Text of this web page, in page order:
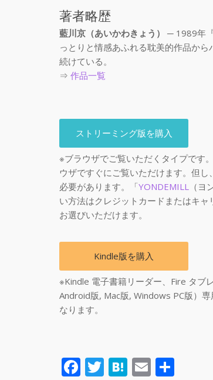
著者略歴
藍川京（あいかわきょう）
─ 1989年
っとりと情感あふれる耽美的作品か
続けている。
⇒ 作品一覧
ストリーミング版を購入
※ブラウザでご覧いただくタイプです
ウザですぐにご覧いただけます。但
必要があります。「YONDEMILL
（
い方法はクレジットカードまたはキ
お選びいただけます。
Kindle版を購入
※Kindle 電子書籍リーダー、Fire タブ
Android版, Mac版, Windows PC版）専
なります。
F T H E